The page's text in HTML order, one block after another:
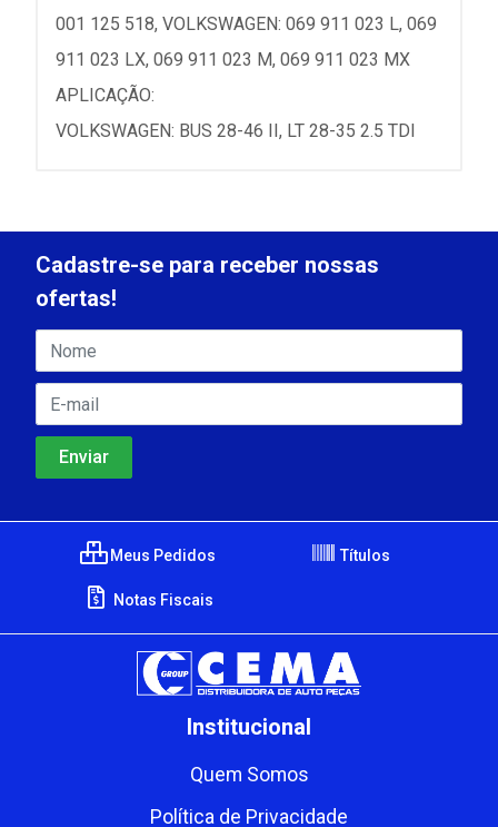
001 125 518, VOLKSWAGEN: 069 911 023 L, 069
911 023 LX, 069 911 023 M, 069 911 023 MX
APLICAÇÃO:
VOLKSWAGEN: BUS 28-46 II, LT 28-35 2.5 TDI
Cadastre-se para receber nossas
ofertas!
Meus Pedidos Títulos
Notas Fiscais
Institucional
Quem Somos
Política de Privacidade